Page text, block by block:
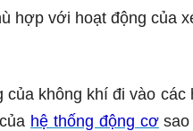
hợp với hoạt động của
không khí đi vào các
hệ thống động cơsao